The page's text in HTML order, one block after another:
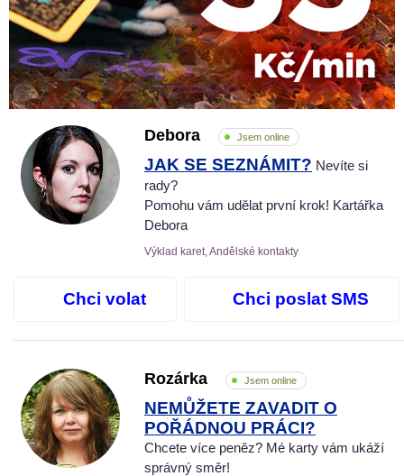
Debora Jsem online
JAK SE SEZNÁMIT? Nevíte si
rady?
Pomohu vám udělat první krok! Kartářka
Debora
Výklad karet, Andělské kontakty
Chci volat Chci poslat SMS
Rozárka Jsem online
NEMŮŽETE ZAVADIT O
POŘÁDNOU PRÁCI?
Chcete více peněz? Mé karty vám ukáží
správný směr!